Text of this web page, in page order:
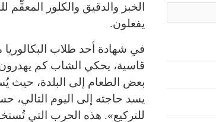
الخبز والدقيق والكلور
يفعلون.
في شهادة أحد طلاب
قاسية، يحكي الشاب كم يهدرون
بعض الطعام إلى البلدة،
يسد حاجته إلى اليوم
للتركيع». هذه الحرب التي